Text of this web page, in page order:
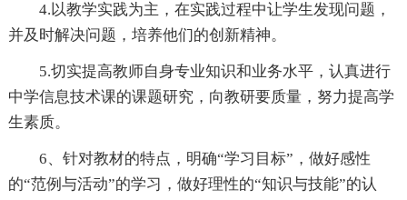
4.以教学实践为主，在实践过程中让学生发现问题，
并及时解决问题，培养他们的创新精神。
5.切实提高教师自身专业知识和业务水平，认真进行
中学信息技术课的课题研究，向教研要质量，努力提高学
生素质。
6、针对教材的特点，明确“学习目标”，做好感性
的“范例与活动”的学习，做好理性的“知识与技能”的认